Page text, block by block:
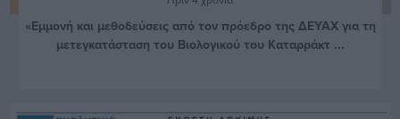
«Εμμονή και μεθοδεύσεις από τον πρόεδρο της ΔΕΥΑΧ για τη
μετεγκατάσταση του Βιολογικού του Καταρράκτ ...